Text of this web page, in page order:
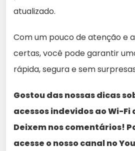
atualizado.
Com um pouco de atenção e
certas, você pode garantir
rápida, segura e sem
Gostou das nossas dicas
acessos indevidos ao Wi-Fi
Deixem nos comentários!
acesse o nosso canal no